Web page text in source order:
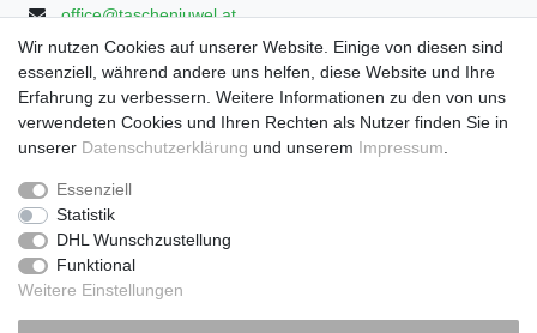
office@taschenjuwel.at
Montag - Freitag: 08:30 - 18:00
Samstag: 8:30 - 17 Uhr
Daten­schutz­erklärung
Wir nutzen Cookies auf unserer Website. Einige von diesen sind
essenziell, während andere uns helfen, diese Website und Ihre
Erfahrung zu verbessern. Weitere Informationen zu den von uns
verwendeten Cookies und Ihren Rechten als Nutzer finden Sie in
unserer Daten­schutz­erklärung und unserem Impressum
Essenziell
Statistik
DHL Wunschzustellung
Funktional
Weitere Einstellungen